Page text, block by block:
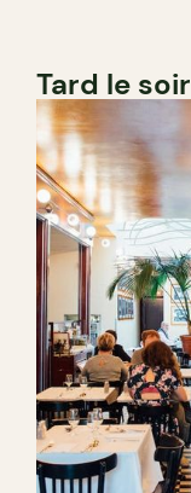
Tard le soir